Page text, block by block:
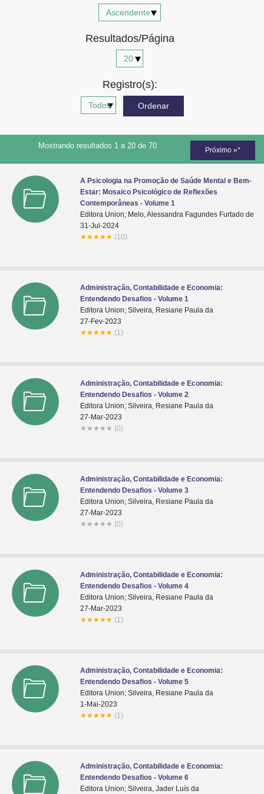
Resultados/Página
Registro(s):
Mostrando resultados 1 a 20 de 70 Próximo »*
A Psicologia na Promoção de Saúde Mental e Bem-
Estar: Mosaico Psicológico de Reflexões
Contemporâneas - Volume 1
Editora Union; Melo, Alessandra Fagundes Furtado de
31-Jul-2024
★★★★★ (10)
Administração, Contabilidade e Economia:
Entendendo Desafios - Volume 1
Editora Union; Silveira, Resiane Paula da
27-Fev-2023
★★★★★ (1)
Administração, Contabilidade e Economia:
Entendendo Desafios - Volume 2
Editora Union; Silveira, Resiane Paula da
27-Mar-2023
★ ★ ★ ★ ★ (0)
Administração, Contabilidade e Economia:
Entendendo Desafios - Volume 3
Editora Union; Silveira, Resiane Paula da
27-Mar-2023
★ ★ ★ ★ ★ (0)
Administração, Contabilidade e Economia:
Entendendo Desafios - Volume 4
Editora Union; Silveira, Resiane Paula da
27-Mar-2023
★★★★★ (1)
Administração, Contabilidade e Economia:
Entendendo Desafios - Volume 5
Editora Union; Silveira, Resiane Paula da
1-Mai-2023
★★★★★ (1)
Administração, Contabilidade e Economia:
Entendendo Desafios - Volume 6
Editora Union; Silveira, Jader Luís da